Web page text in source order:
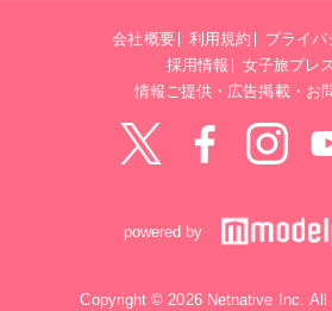
会社概要 利用規約
プライバ
採用情報
女子旅プレ
情報ご提供・広告掲載・お
powered by
Copyright © 2026 Netnative Inc. All